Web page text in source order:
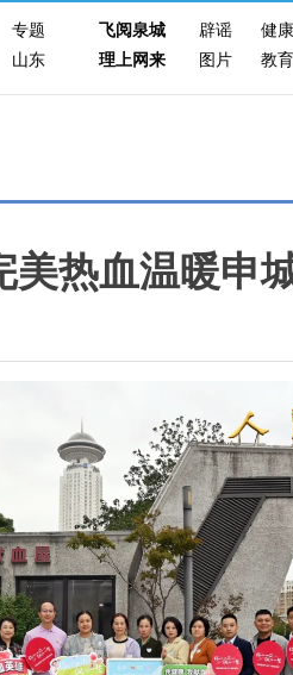
专题 飞阅泉城 辟谣 健康
山东 理上网来 图片 教育
美热血温暖申